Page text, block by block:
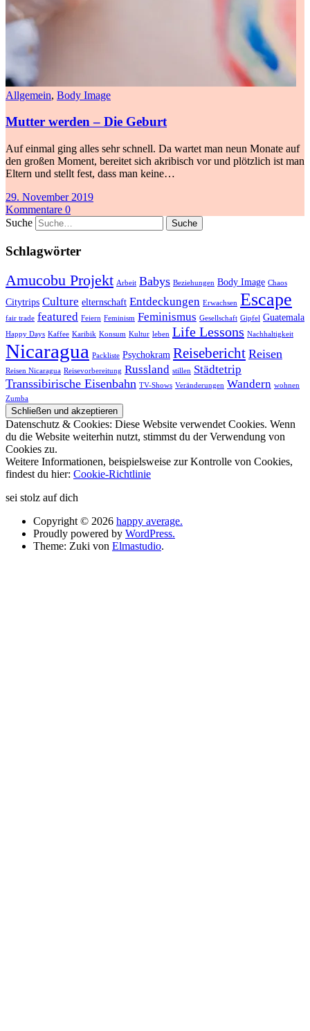
Allgemein, Body Image
Mutter werden – Die Geburt
Auf einmal ging alles sehr schnell. Da wartet man neun Monate auf
den großen Moment, bereitet sich akribisch vor und plötzlich ist man
Eltern und stellt fest, dass man keine…
29. November 2019
Kommentare 0
Suche
Schlagwörter
Amucobu Projekt Arbeit Babys Beziehungen Body Image Chaos
Citytrips Culture elternschaft Entdeckungen Erwachsen Escape
fair trade featured Feiern Feminism Feminismus Gesellschaft Gipfel Guatemala
Happy Days Kaffee Karibik Konsum Kultur leben Life Lessons Nachhaltigkeit
Nicaragua Packliste Psychokram Reisebericht Reisen
Reisen Nicaragua Reisevorbereitung Russland stillen Städtetrip
Transsibirische Eisenbahn TV-Shows Veränderungen Wandern wohnen
Zumba
Datenschutz & Cookies: Diese Website verwendet Cookies. Wenn
du die Website weiterhin nutzt, stimmst du der Verwendung von
Cookies zu.
Weitere Informationen, beispielsweise zur Kontrolle von Cookies,
findest du hier: Cookie-Richtlinie
sei stolz auf dich
Copyright © 2026 happy average.
Proudly powered by WordPress.
Theme: Zuki von Elmastudio.